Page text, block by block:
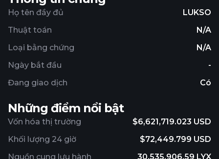
Họ tên đầy đủ
LUKSO
Thuật toán
N/A
Loại bằng chứng
N/A
Ngày bắt đầu
-
Đang giao dịch
Có
Những điểm nổi bật
Vốn hóa thị trường
$6,621,719.023 USD
Khối lượng 24 giờ
$72,449.799 USD
Nguồn cung lưu hành
30,535,906.59 LYX